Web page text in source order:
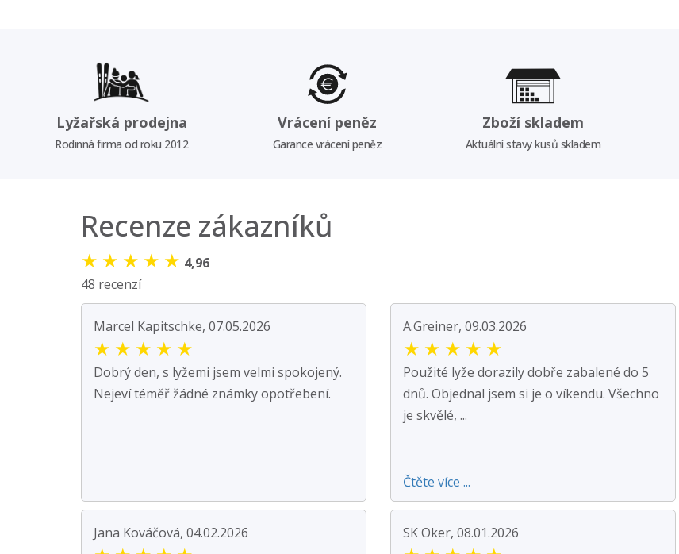
Lyžařská prodejna
Rodinná firma od roku 2012
Vrácení peněz
Garance vrácení peněz
Zboží skladem
Aktuální stavy kusů skladem
Recenze zákazníků
★ ★ ★ ★ ★ 4,96
48 recenzí
Marcel Kapitschke, 07.05.2026
★ ★ ★ ★ ★
Dobrý den, s lyžemi jsem velmi spokojený.
Nejeví téměř žádné známky opotřebení.
A.Greiner, 09.03.2026
★ ★ ★ ★ ★
Použité lyže dorazily dobře zabalené do 5
dnů. Objednal jsem si je o víkendu. Všechno
je skvělé, ...
Čtěte více ...
Jana Kováčová, 04.02.2026 SK Oker, 08.01.2026